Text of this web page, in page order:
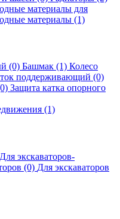
материалы для
материалы (1)
(0) Башмак (1) Колесо
поддерживающий (0)
Защита катка опорного
(1)
Для экскаваторов-
(0) Для экскаваторов